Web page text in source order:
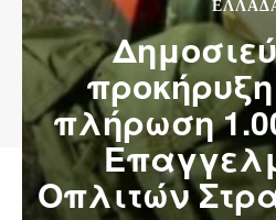
πλήρωση
Οπλιτών